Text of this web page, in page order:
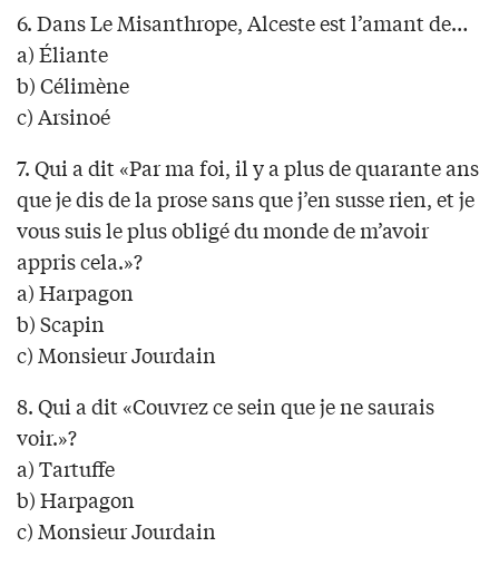
6. Dans Le Misanthrope, Alceste est l’amant de…
a) Éliante
b) Célimène
c) Arsinoé
7. Qui a dit «Par ma foi, il y a plus de quarante ans
que je dis de la prose sans que j’en susse rien, et je
vous suis le plus obligé du monde de m’avoir
appris cela.»?
a) Harpagon
b) Scapin
c) Monsieur Jourdain
8. Qui a dit «Couvrez ce sein que je ne saurais
voir.»?
a) Tartuffe
b) Harpagon
c) Monsieur Jourdain